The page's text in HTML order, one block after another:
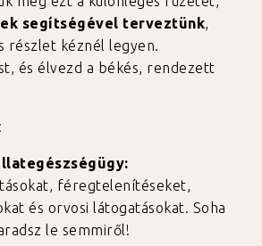
segítségével terveztünk,
részlet kéznél legyen.
és élvezd a békés, rendezett
féregtelenítéseket,
és orvosi látogatásokat. Soha
le semmiről!